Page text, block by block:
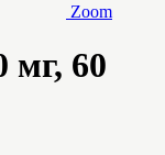
Zoom
мг, 60